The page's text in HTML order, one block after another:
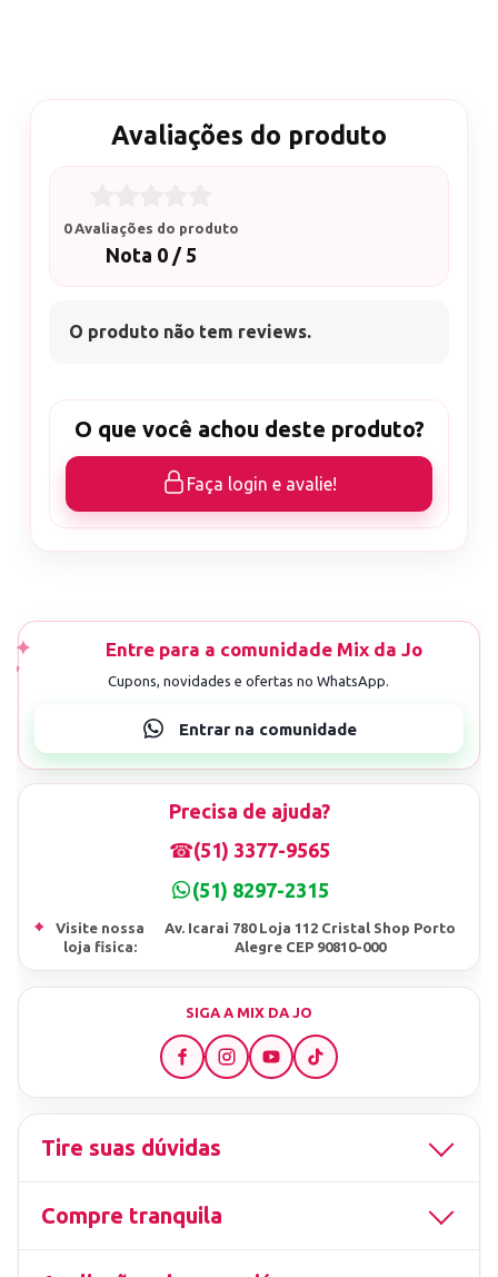
Avaliações do produto
0 Avaliações do produto
Nota 0 / 5
O produto não tem reviews.
O que você achou deste produto?
Faça login e avalie!
Precisa de ajuda?
☎(51) 3377-9565
(51) 8297-2315
⌖
Visite nossa
loja fisica:
Av. Icarai 780 Loja 112 Cristal Shop Porto
Alegre CEP 90810-000
SIGA A MIX DA JO
Tire suas dúvidas
Compre tranquila